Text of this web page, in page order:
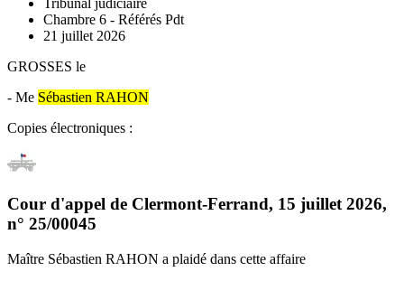
Chambre 6 - Référés Pdt
21 juillet 2026
GROSSES le
- Me Sébastien RAHON
Copies électroniques :
Cour d'appel de Clermont-Ferrand, 15 juillet 2026,
n° 25/00045
Maître Sébastien RAHON a plaidé dans cette affaire